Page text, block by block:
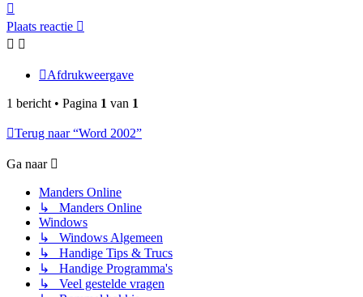
Plaats reactie
Afdrukweergave
1 bericht • Pagina 1 van 1
Terug naar “Word 2002”
Ga naar
Manders Online
↳ Manders Online
Windows
↳ Windows Algemeen
↳ Handige Tips & Trucs
↳ Handige Programma's
↳ Veel gestelde vragen